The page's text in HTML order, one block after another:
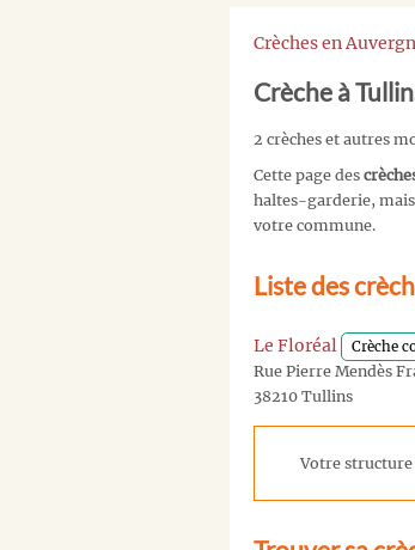
Crèches en
Crèche à
2 crèches et autres
Cette page des
haltes-garderie,
votre commune.
Liste des
Le Floréal Crèche
Rue Pierre Mendès
38210 Tullins
Votre structure